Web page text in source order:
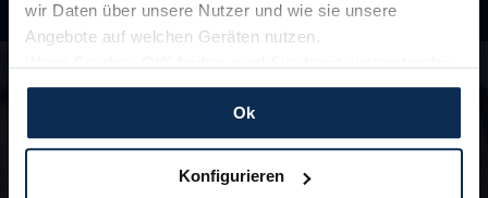
wir Daten über unsere Nutzer und wie sie unsere
Angebote auf welchen Geräten nutzen.
und erlauben uns Cookies für unseren Service zu
verwenden und diese Daten an Dritte weiterzugeben,
etwa an unsere Marketingpartner. Falls Sie dem nicht
zustimmen möchten, beschränken wir uns auf die
Ok
Konfigurieren
In unseren FAQ findest du Antworten rund um
die Themen Fahrzeuge, Finanzierung und
Lieferzeiten